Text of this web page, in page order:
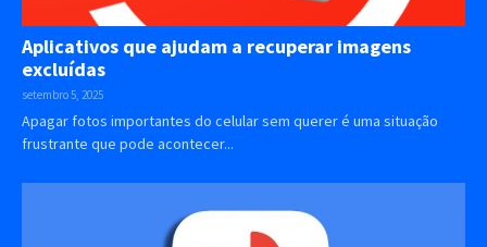
Aplicativos que ajudam a recuperar imagens
excluídas
setembro 5, 2025
Apagar fotos importantes do celular sem querer é uma situação
frustrante que pode acontecer...